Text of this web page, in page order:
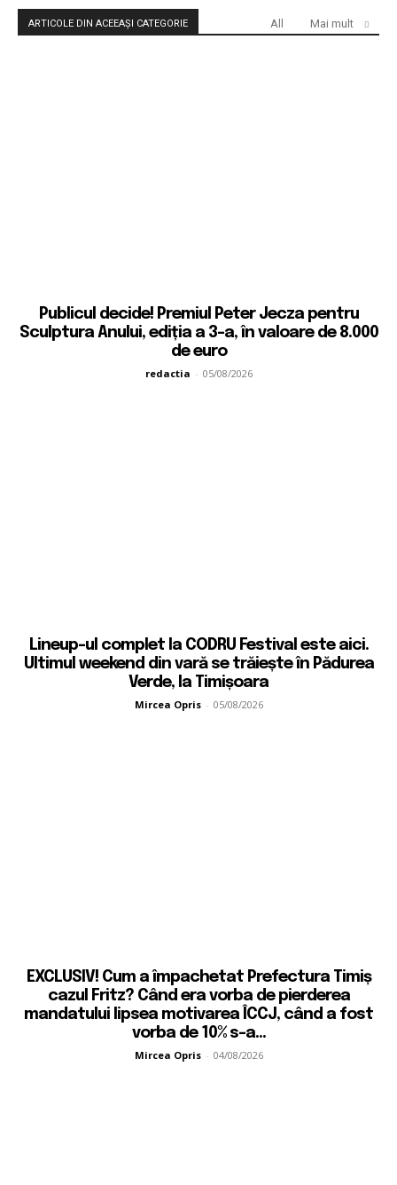
ARTICOLE DIN ACEEAȘI CATEGORIE All Mai mult
Publicul decide! Premiul Peter Jecza pentru
Sculptura Anului, ediția a 3-a, în valoare de 8.000
de euro
redactia - 05/08/2026
Lineup-ul complet la CODRU Festival este aici.
Ultimul weekend din vară se trăiește în Pădurea
Verde, la Timișoara
Mircea Opris - 05/08/2026
EXCLUSIV! Cum a împachetat Prefectura Timiș
cazul Fritz? Când era vorba de pierderea
mandatului lipsea motivarea ÎCCJ, când a fost
vorba de 10% s-a...
Mircea Opris - 04/08/2026